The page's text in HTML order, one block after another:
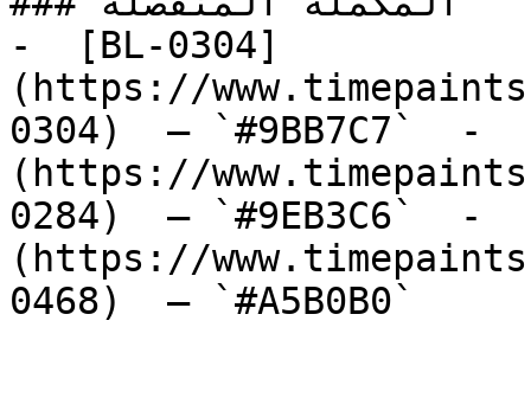
-  [BL-0304]
(https://
0304)  — `#9BB7C7`  -
(https://
0284)  — `#9EB3C6`  -
(https://
0468)  — `#A5B0B0`